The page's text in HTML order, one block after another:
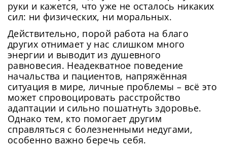
руки и кажется, что уже не осталось никаких
сил: ни физических, ни моральных.
Действительно, порой работа на благо
других отнимает у нас слишком много
энергии и выводит из душевного
равновесия. Неадекватное поведение
начальства и пациентов, напряжённая
ситуация в мире, личные проблемы – всё это
может спровоцировать расстройство
адаптации и сильно пошатнуть здоровье.
Однако тем, кто помогает другим
справляться с болезненными недугами,
особенно важно беречь себя.